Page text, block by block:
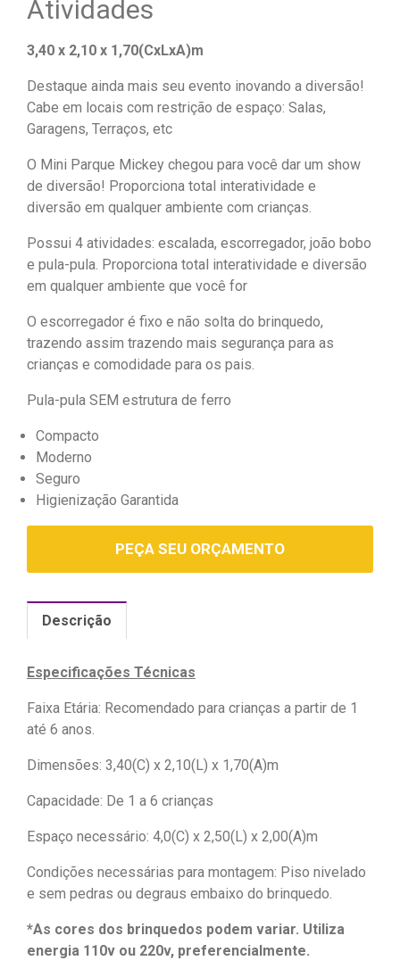
Atividades
3,40 x 2,10 x 1,70(CxLxA)m
Destaque ainda mais seu evento inovando a diversão!
Cabe em locais com restrição de espaço: Salas,
Garagens, Terraços, etc
O Mini Parque Mickey chegou para você dar um show
de diversão! Proporciona total interatividade e
diversão em qualquer ambiente com crianças.
Possui 4 atividades: escalada, escorregador, joão bobo
e pula-pula. Proporciona total interatividade e diversão
em qualquer ambiente que você for
O escorregador é fixo e não solta do brinquedo,
trazendo assim trazendo mais segurança para as
crianças e comodidade para os pais.
Pula-pula SEM estrutura de ferro
Compacto
Moderno
Seguro
Higienização Garantida
PEÇA SEU ORÇAMENTO
Descrição
Especificações Técnicas
Faixa Etária: Recomendado para crianças a partir de 1
até 6 anos.
Dimensões: 3,40(C) x 2,10(L) x 1,70(A)m
Capacidade: De 1 a 6 crianças
Espaço necessário: 4,0(C) x 2,50(L) x 2,00(A)m
Condições necessárias para montagem: Piso nivelado
e sem pedras ou degraus embaixo do brinquedo.
*As cores dos brinquedos podem variar. Utiliza
energia 110v ou 220v, preferencialmente.